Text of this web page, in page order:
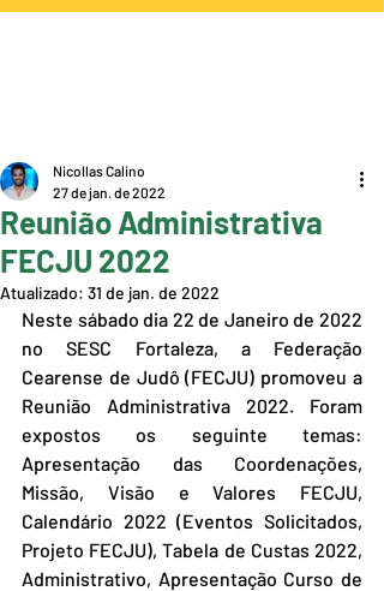
Reunião Administrativa
FECJU 2022
Nicollas Calino
27 de jan. de 2022
Atualizado: 31 de jan. de 2022
Neste sábado dia 22 de Janeiro de 2022
no SESC Fortaleza, a Federação
Cearense de Judô (FECJU) promoveu a
Reunião Administrativa 2022. Foram
expostos os seguinte temas:
Apresentação das Coordenações,
Missão, Visão e Valores FECJU,
Calendário 2022 (Eventos Solicitados,
Projeto FECJU), Tabela de Custas 2022,
Administrativo, Apresentação Curso de